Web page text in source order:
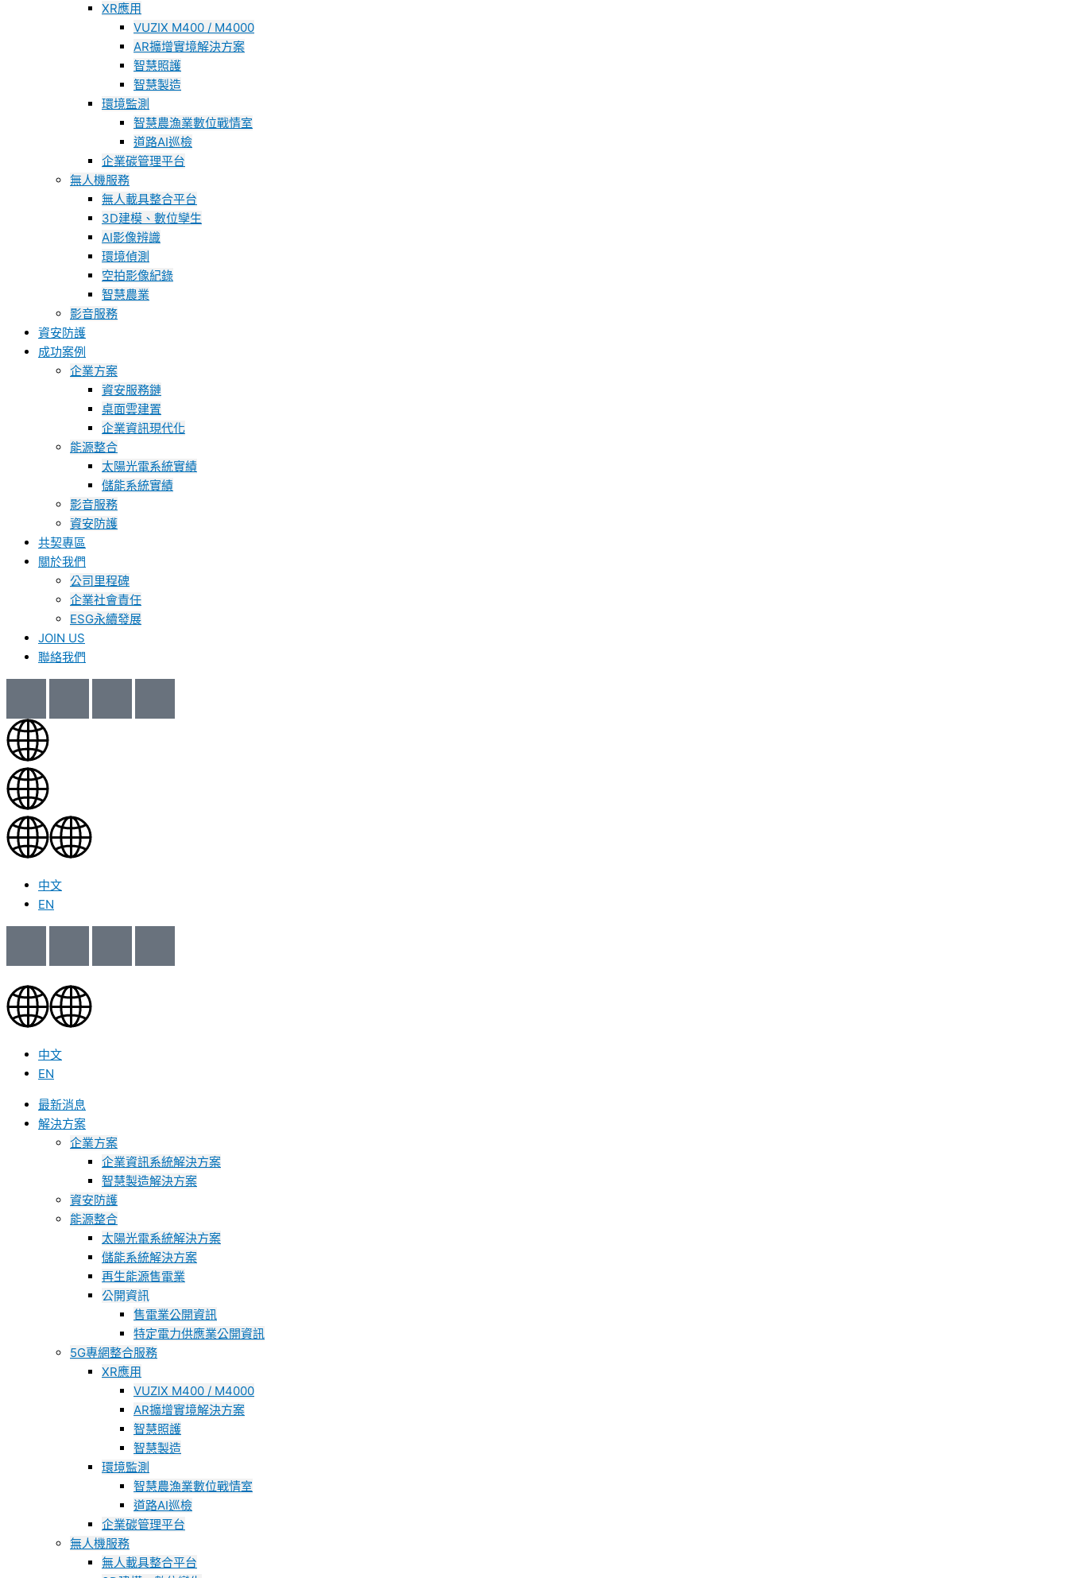
XR應用
VUZIX M400 / M4000
AR擴增實境解決方案
智慧照護
智慧製造
環境監測
智慧農漁業數位戰情室
道路AI巡檢
企業碳管理平台
無人機服務
無人載具整合平台
3D建模、數位孿生
AI影像辨識
環境偵測
空拍影像紀錄
智慧農業
影音服務
資安防護
成功案例
企業方案
資安服務鏈
桌面雲建置
企業資訊現代化
能源整合
太陽光電系統實績
儲能系統實績
影音服務
資安防護
共契專區
關於我們
公司里程碑
企業社會責任
ESG永續發展
JOIN US
聯絡我們
中文
EN
中文
EN
最新消息
解決方案
企業方案
企業資訊系統解決方案
智慧製造解決方案
資安防護
能源整合
太陽光電系統解決方案
儲能系統解決方案
再生能源售電業
公開資訊
售電業公開資訊
特定電力供應業公開資訊
5G專網整合服務
XR應用
VUZIX M400 / M4000
AR擴增實境解決方案
智慧照護
智慧製造
環境監測
智慧農漁業數位戰情室
道路AI巡檢
企業碳管理平台
無人機服務
無人載具整合平台